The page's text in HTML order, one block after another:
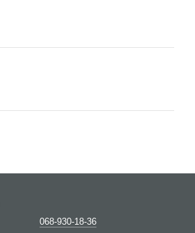
068-930-18-36